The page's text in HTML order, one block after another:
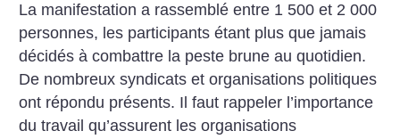
La manifestation a rassemblé entre 1 500 et 2 000
personnes, les participants étant plus que jamais
décidés à combattre la peste brune au quotidien.
De nombreux syndicats et organisations politiques
ont répondu présents. Il faut rappeler l’importance
du travail qu’assurent les organisations